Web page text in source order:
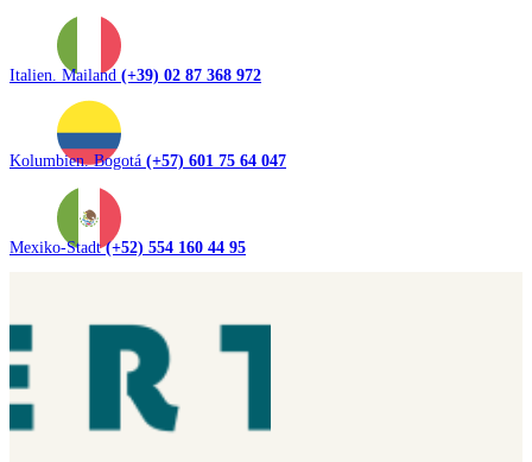
Italien. Mailand (+39) 02 87 368 972
Kolumbien. Bogotá (+57) 601 75 64 047
Mexiko-Stadt(+52) 554 160 44 95